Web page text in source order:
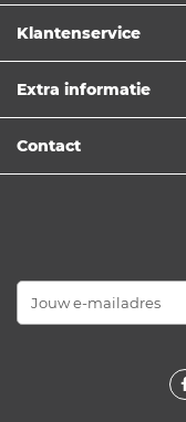
Klantenservice
Extra informatie
Contact